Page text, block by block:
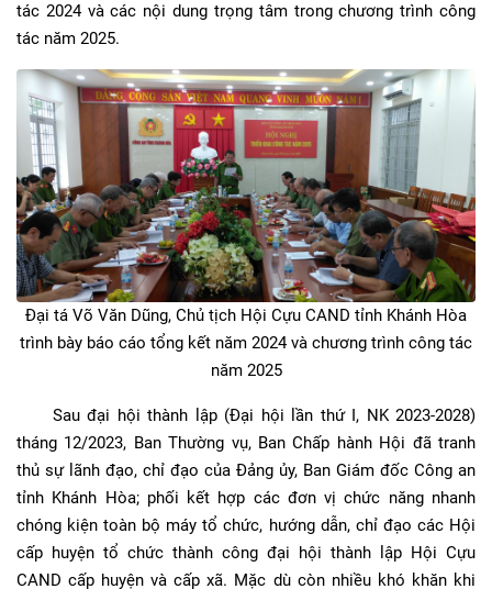
tác 2024 và các nội dung trọng tâm trong chương trình công
tác năm 2025.
Đại tá Võ Văn Dũng, Chủ tịch Hội Cựu CAND tỉnh Khánh Hòa
trình bày báo cáo tổng kết năm 2024 và chương trình công tác
năm 2025
Sau đại hội thành lập (Đại hội lần thứ I, NK 2023-2028)
tháng 12/2023, Ban Thường vụ, Ban Chấp hành Hội đã tranh
thủ sự lãnh đạo, chỉ đạo của Đảng ủy, Ban Giám đốc Công an
tỉnh Khánh Hòa; phối kết hợp các đơn vị chức năng nhanh
chóng kiện toàn bộ máy tổ chức, hướng dẫn, chỉ đạo các Hội
cấp huyện tổ chức thành công đại hội thành lập Hội Cựu
CAND cấp huyện và cấp xã. Mặc dù còn nhiều khó khăn khi